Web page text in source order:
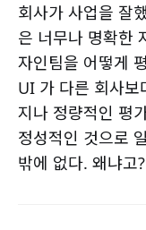
회사가 사업을 잘
은 너무나 명확한
자인팀을 어떻게
UI 가 다른 회사보
지나 정량적인 평
정성적인 것으로
밖에 없다. 왜냐고